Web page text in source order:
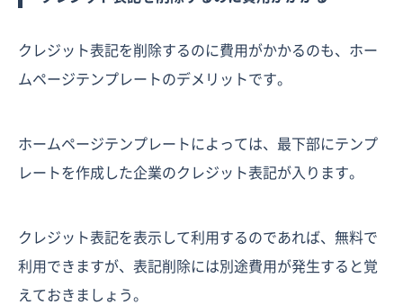
クレジット表記を削除するのに費用がかかるのも、ホー
ムページテンプレートのデメリットです。
ホームページテンプレートによっては、最下部にテンプ
レートを作成した企業のクレジット表記が入ります。
クレジット表記を表示して利用するのであれば、無料で
利用できますが、表記削除には別途費用が発生すると覚
えておきましょう。